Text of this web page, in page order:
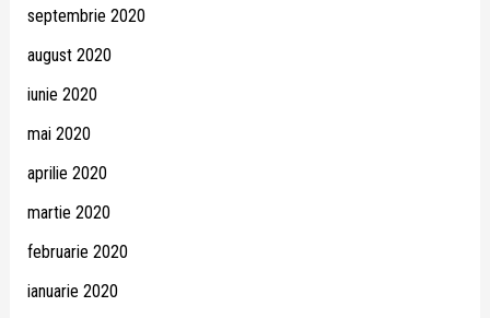
septembrie 2020
august 2020
iunie 2020
mai 2020
aprilie 2020
martie 2020
februarie 2020
ianuarie 2020